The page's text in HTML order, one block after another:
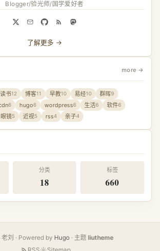
Blogger/验光师/国学爱好者
了解更多 →
more →
读书12 博客11 早教10 易经10 群晖9
6 hugo6 wordpress6 生活6 软件6
眼镜5 近视5 rss4 亲子4
分类
18
标签
660
刘 · Powered by Hugo· 主题 liutheme
RSS
Sitemap